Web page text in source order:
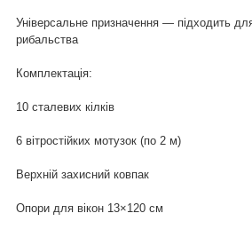
Універсальне призначення — підходить
рибальства
Комплектація:
10 сталевих кілків
6 вітростійких мотузок (по 2 м)
Верхній захисний ковпак
Опори для вікон 13×120 см